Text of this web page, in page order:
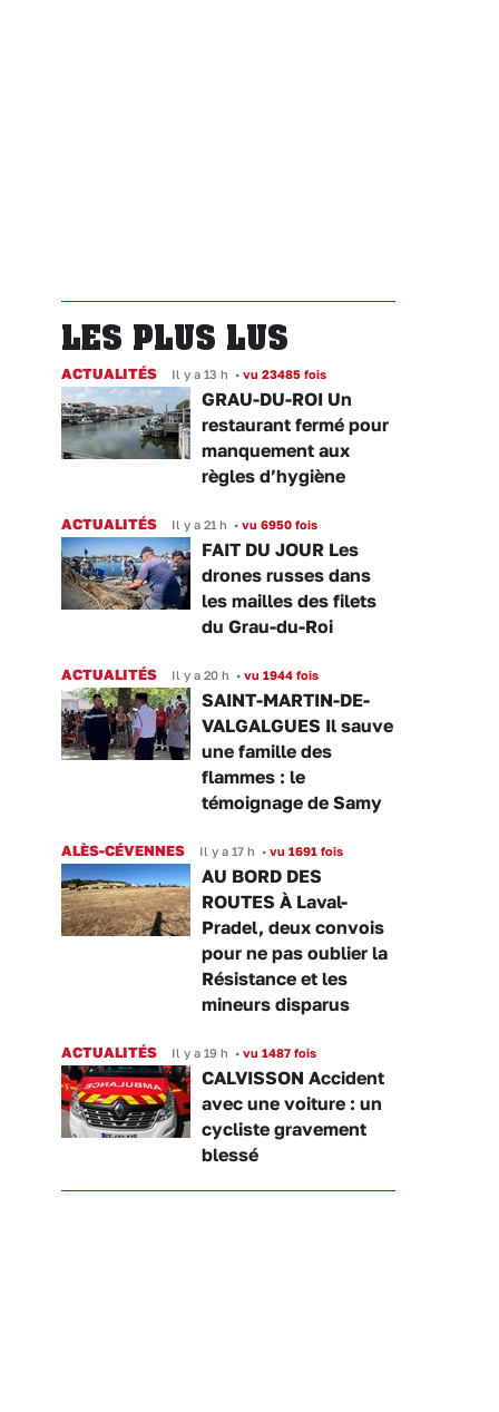
LES PLUS LUS
ACTUALITÉS Il y a 13 h • vu 23485 fois
GRAU-DU-ROI Un
restaurant fermé pour
manquement aux
règles d’hygiène
ACTUALITÉS Il y a 21 h • vu 6950 fois
FAIT DU JOUR Les
drones russes dans
les mailles des filets
du Grau-du-Roi
ACTUALITÉS Il y a 20 h • vu 1944 fois
SAINT-MARTIN-DE-
VALGALGUES Il sauve
une famille des
flammes : le
témoignage de Samy
ALÈS-CÉVENNES Il y a 17 h • vu 1691 fois
AU BORD DES
ROUTES À Laval-
Pradel, deux convois
pour ne pas oublier la
Résistance et les
mineurs disparus
ACTUALITÉS Il y a 19 h • vu 1487 fois
CALVISSON Accident
avec une voiture : un
cycliste gravement
blessé